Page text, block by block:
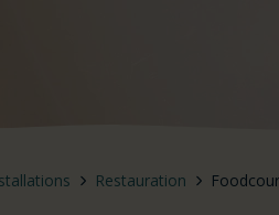
Restauration